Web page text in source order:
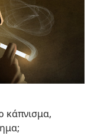
κάπνισμα,